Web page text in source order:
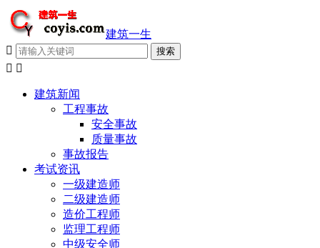
建筑一生

 
建筑新闻
工程事故
安全事故
质量事故
事故报告
考试资讯
一级建造师
二级建造师
造价工程师
监理工程师
中级安全师